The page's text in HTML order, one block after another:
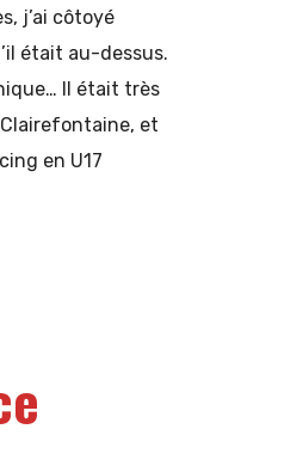
j’ai côtoyé
était au-dessus.
Il était très
et
en U17